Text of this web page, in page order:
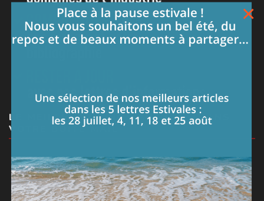
LE MEILLEUR DE NOS ARTICLES DANS
VOTRE BOITE MAIL
Je m'abonne à la lettre
×